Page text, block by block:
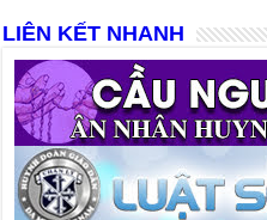
LIÊN KẾT NHANH